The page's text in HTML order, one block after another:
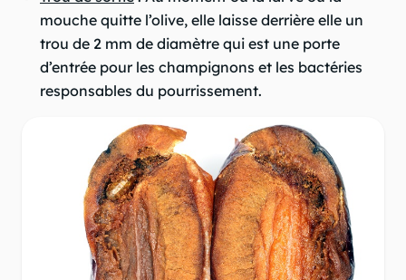
mouche quitte l’olive, elle laisse derrière elle un
trou de 2 mm de diamètre qui est une porte
d’entrée pour les champignons et les bactéries
responsables du pourrissement.